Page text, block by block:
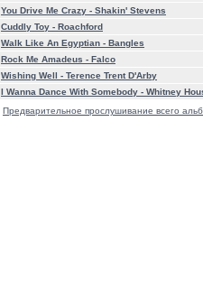
You Drive Me Crazy - Shakin' Stevens
Cuddly Toy - Roachford
Walk Like An Egyptian - Bangles
Rock Me Amadeus - Falco
Wishing Well - Terence Trent D'Arby
I Wanna Dance With Somebody - Whitney
Предварительное прослушивание всего